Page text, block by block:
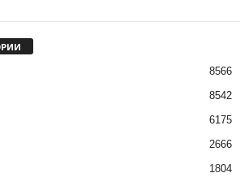
8566
8542
6175
2666
1804